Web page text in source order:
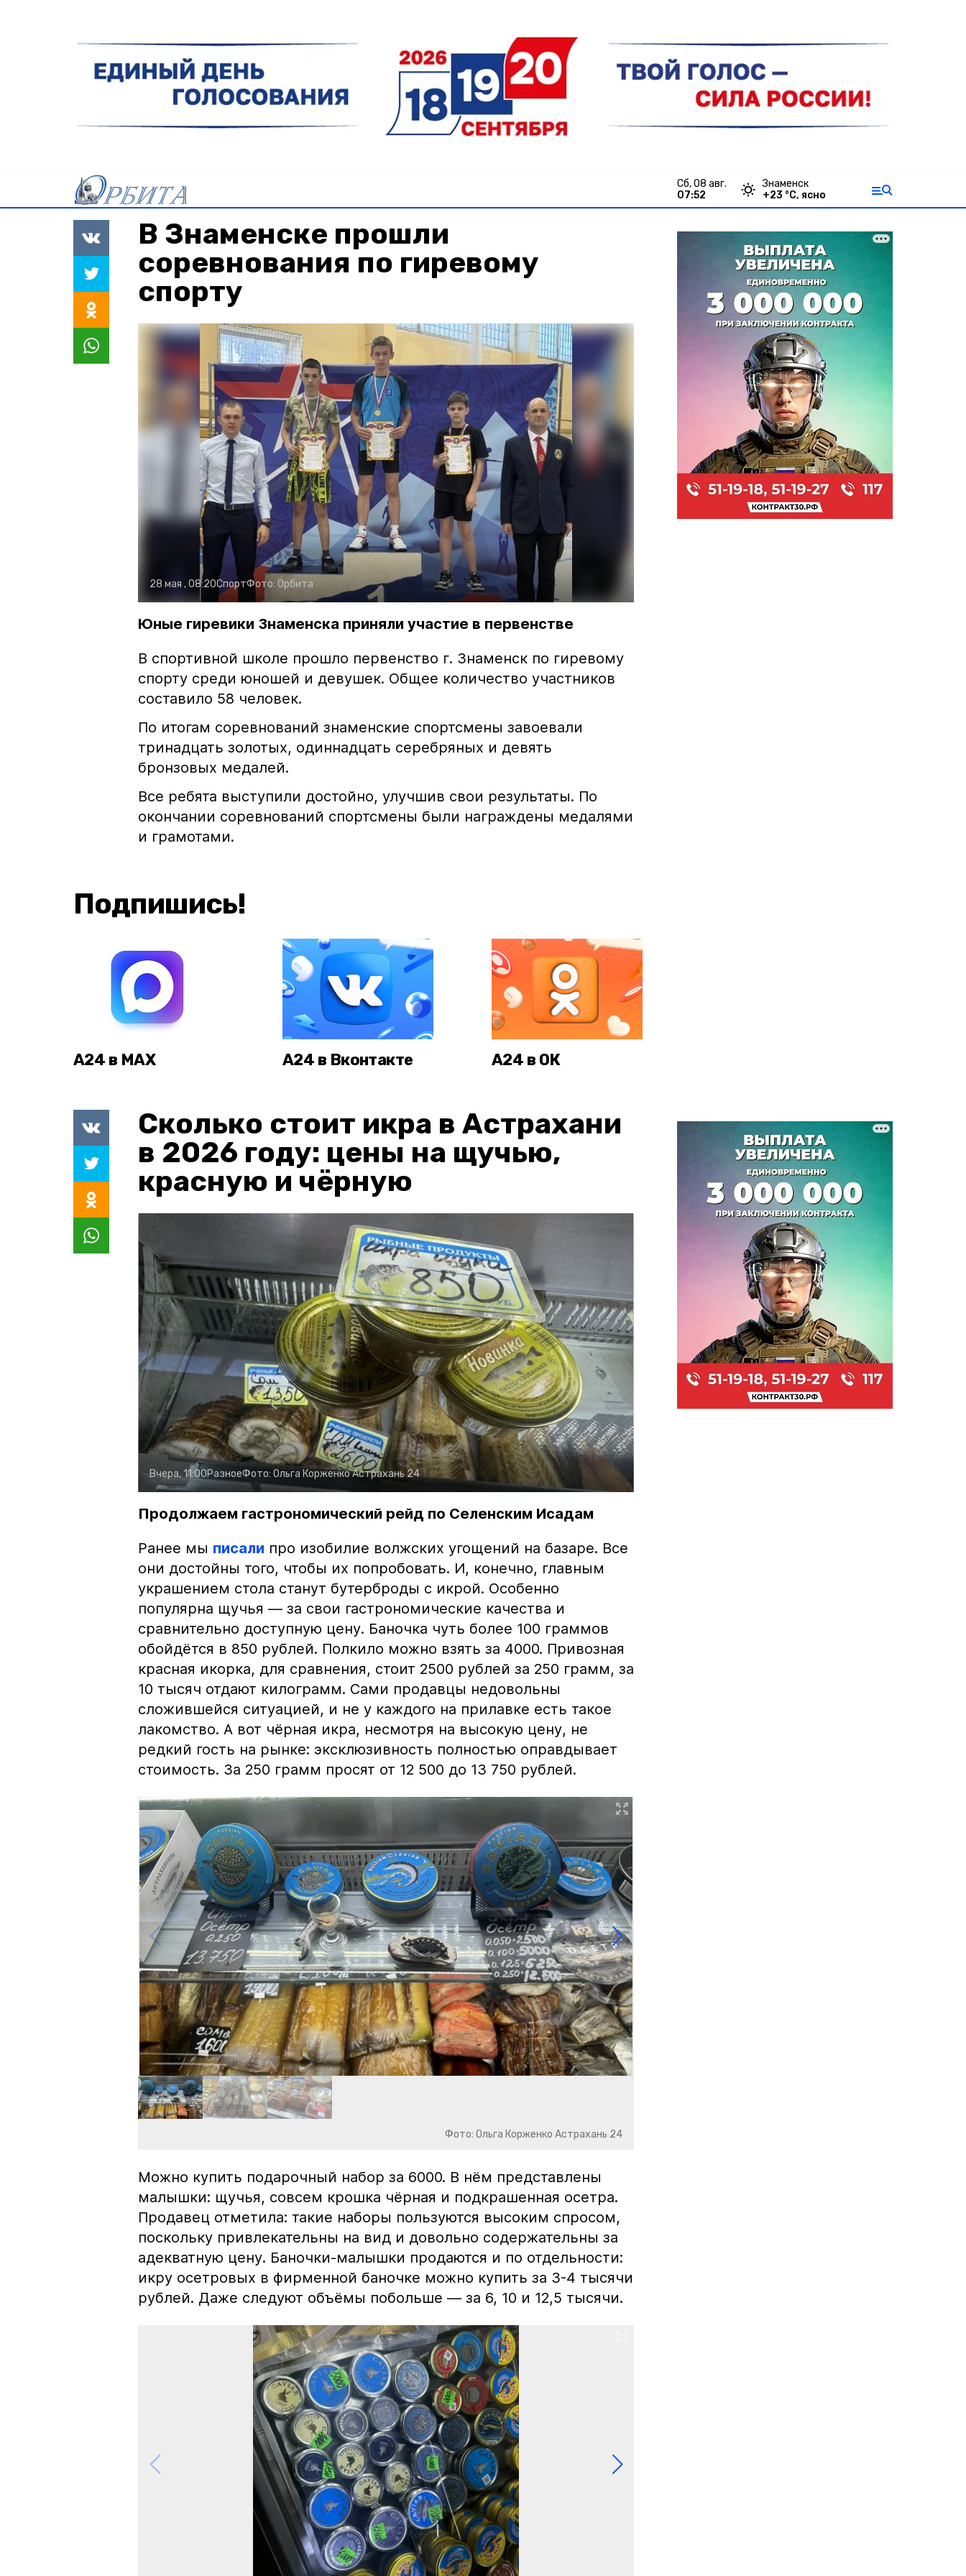
сб, 08 авг.
07:52
Знаменск
+23 °С, ясно
В Знаменске прошли
соревнования по гиревому
спорту
28 мая , 08:20СпортФото: Орбита
Юные гиревики Знаменска приняли участие в первенстве
В спортивной школе прошло первенство г. Знаменск по гиревому
спорту среди юношей и девушек. Общее количество участников
составило 58 человек.
По итогам соревнований знаменские спортсмены завоевали
тринадцать золотых, одиннадцать серебряных и девять
бронзовых медалей.
Все ребята выступили достойно, улучшив свои результаты. По
окончании соревнований спортсмены были награждены медалями
и грамотами.
Подпишись!
А24 в MAX А24 в Вконтакте А24 в ОК
Сколько стоит икра в Астрахани
в 2026 году: цены на щучью,
красную и чёрную
Вчера, 11:00РазноеФото: Ольга КорженкоАстрахань 24
Продолжаем гастрономический рейд по Селенским Исадам
Ранее мы писали про изобилие волжских угощений на базаре. Все
они достойны того, чтобы их попробовать. И, конечно, главным
украшением стола станут бутерброды с икрой. Особенно
популярна щучья — за свои гастрономические качества и
сравнительно доступную цену. Баночка чуть более 100 граммов
обойдётся в 850 рублей. Полкило можно взять за 4000. Привозная
красная икорка, для сравнения, стоит 2500 рублей за 250 грамм, за
10 тысяч отдают килограмм. Сами продавцы недовольны
сложившейся ситуацией, и не у каждого на прилавке есть такое
лакомство. А вот чёрная икра, несмотря на высокую цену, не
редкий гость на рынке: эксклюзивность полностью оправдывает
стоимость. За 250 грамм просят от 12 500 до 13 750 рублей.
Фото: Ольга Корженко Астрахань 24
Можно купить подарочный набор за 6000. В нём представлены
малышки: щучья, совсем крошка чёрная и подкрашенная осетра.
Продавец отметила: такие наборы пользуются высоким спросом,
поскольку привлекательны на вид и довольно содержательны за
адекватную цену. Баночки-малышки продаются и по отдельности:
икру осетровых в фирменной баночке можно купить за 3-4 тысячи
рублей. Даже следуют объёмы побольше — за 6, 10 и 12,5 тысячи.